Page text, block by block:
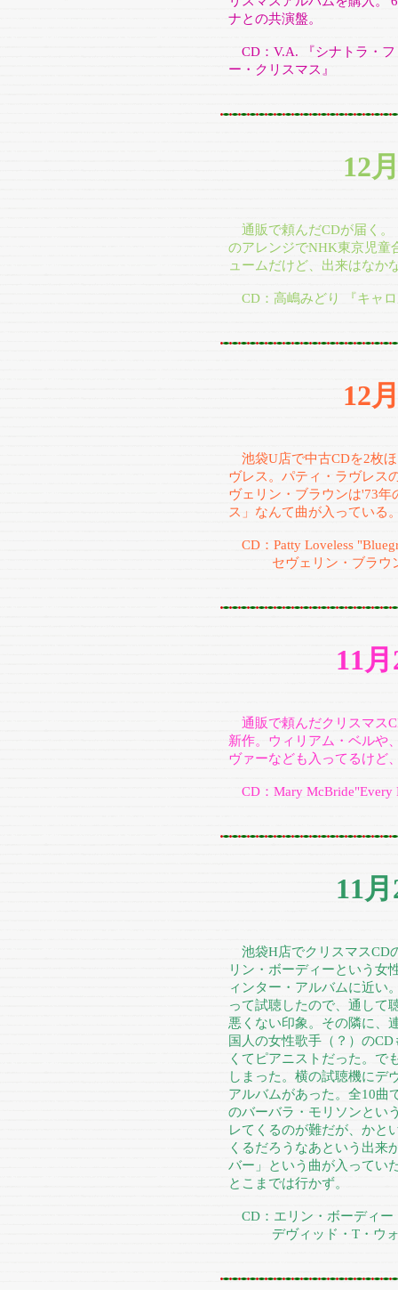
ナとの共演盤。
CD：V.A. 『シナトラ・
ー・クリスマス』
12
通販で頼んだCDが届く。
のアレンジでNHK東京児童
ュームだけど、出来はなか
CD：高嶋みどり 『キャ
12
池袋U店で中古CDを2枚
ヴレス。パティ・ラヴレス
ヴェリン・ブラウンは'73
ス」なんて曲が入っている
CD：Patty Loveless
セヴェリン・ブラウン
11
通販で頼んだクリスマス
新作。ウィリアム・ベルや
ヴァーなども入ってるけど
CD：Mary McBride"Every
11
池袋H店でクリスマスCD
リン・ボーディーという女
ィンター・アルバムに近い
って試聴したので、通して
悪くない印象。その隣に、
国人の女性歌手（？）の
くてピアニストだった。で
しまった。横の試聴機にデ
アルバムがあった。全10曲
のバーバラ・モリソンとい
レてくるのが難だが、かと
くるだろうなあという出来
バー」という曲が入ってい
とこまでは行かず。
CD：エリン・ボーディー
デヴィッド・T・ウォ